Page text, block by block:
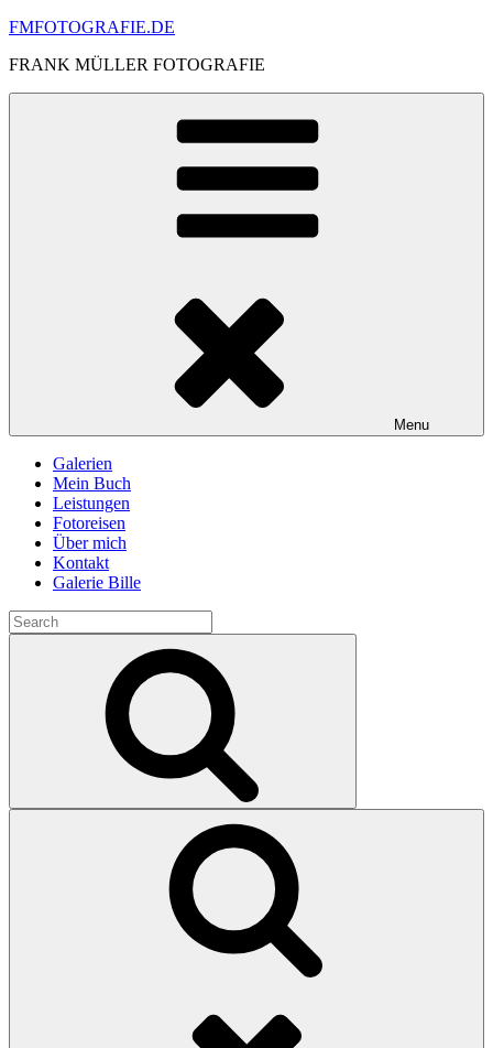
Skip
content
FMFOTOGRAFIE.DE
FRANK MÜLLER FOTOGRAFIE
Menu
Galerien
Mein Buch
Leistungen
Fotoreisen
Über mich
Kontakt
Galerie Bille
Search
for: